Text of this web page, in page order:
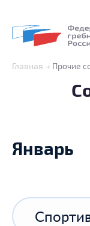
Главная Прочие
Январь